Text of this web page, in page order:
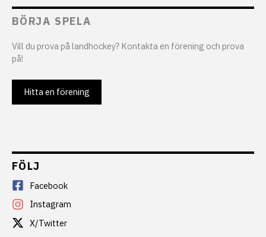
BÖRJA SPELA
Vill du prova på landhockey? Kontakta en förening och prova
på!
Hitta en förening
FÖLJ
Facebook
Instagram
X/Twitter